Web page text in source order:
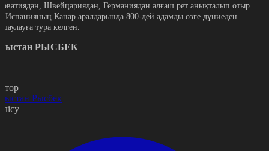
Швейцариядан, Германиядан алғаш рет анықталып отыр.
Испанияның Канар аралдарында 800-дей адамды өзге дүниеден
тура келген.
РЫСБЕК
Рысбек